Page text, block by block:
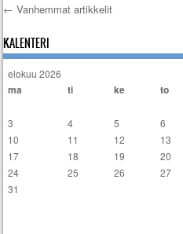
Artikkelien selaus
← Vanhemmat artikkelit
KALENTERI
elokuu 2026
ma ti ke to
3
4 5 6
10
11 12 13
17
18 19 20
24
25 26 27
31